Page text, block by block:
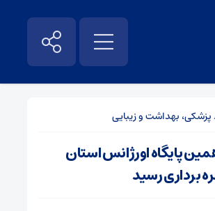
پزشکی، بهداشت و زیبایی
پایگاه اورژانس استان
برداری رسید